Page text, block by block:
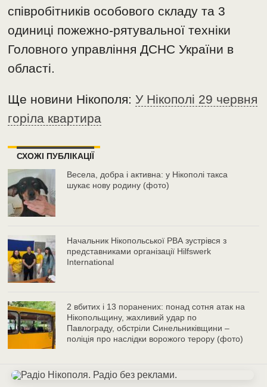
співробітників особового складу та 3
одиниці пожежно-рятувальної техніки
Головного управління ДСНС України в
області.
Ще новини Нікополя:У Нікополі 29 червня
горіла квартира
СХОЖІ ПУБЛІКАЦІЇ
Весела, добра і активна: у Нікополі такса
шукає нову родину (фото)
Начальник Нікопольської РВА зустрівся з
представниками організації Hilfswerk
International
2 вбитих і 13 поранених: понад сотня атак на
Нікопольщину, жахливий удар по
Павлограду, обстріли Синельниківщини –
поліція про наслідки ворожого терору (фото)